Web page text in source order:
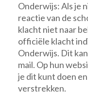
Onderwijs: Als je
reactie van de
klacht niet naar
officiële klacht
Onderwijs. Dit
mail. Op hun
je dit kunt doen
verstrekken.